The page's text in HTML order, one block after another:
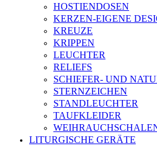
HOSTIENDOSEN
KERZEN-EIGENE
KREUZE
KRIPPEN
LEUCHTER
RELIEFS
SCHIEFER- UND
STERNZEICHEN
STANDLEUCHTER
TAUFKLEIDER
LITURGISCHE GERÄTE